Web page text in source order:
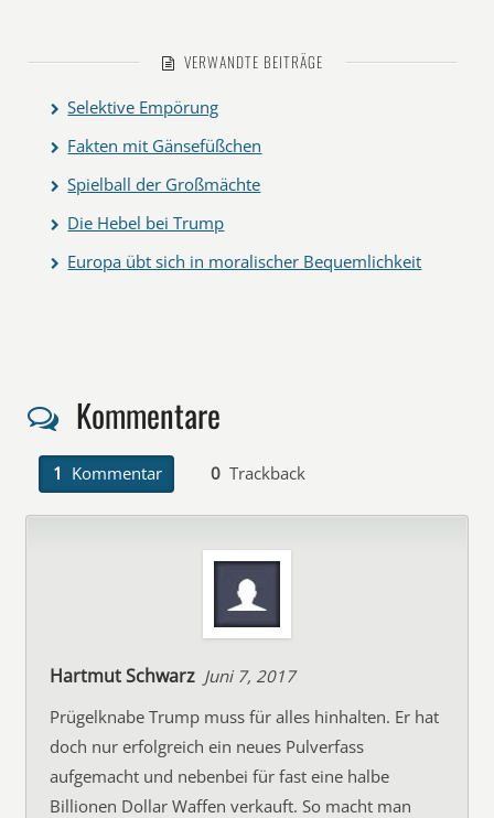
VERWANDTE BEITRÄGE
Selektive Empörung
Fakten mit Gänsefüßchen
Spielball der Großmächte
Die Hebel bei Trump
Europa übt sich in moralischer Bequemlichkeit
Kommentare
1 Kommentar 0 Trackback
Hartmut Schwarz Juni 7, 2017
Prügelknabe Trump muss für alles hinhalten. Er hat
doch nur erfolgreich ein neues Pulverfass
aufgemacht und nebenbei für fast eine halbe
Billionen Dollar Waffen verkauft. So macht man